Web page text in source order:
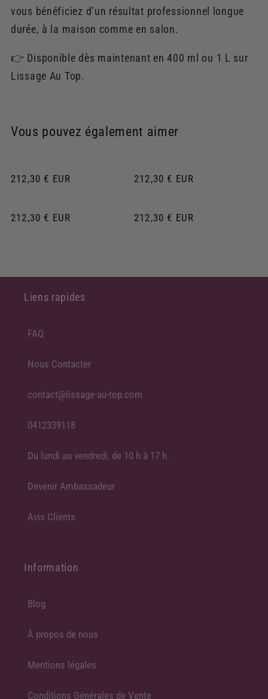
vous bénéficiez d’un résultat professionnel longue
durée, à la maison comme en salon.
👉 Disponible dès maintenant en 400 ml ou 1 L sur
Lissage Au Top.
Vous pouvez également aimer
Prix
212,30 € EUR
Prix
212,30 € EUR
Prix
212,30 € EUR
Prix
212,30 € EUR
Liens rapides
FAQ
Nous Contacter
contact@lissage-au-top.com
0412339118
Du lundi au vendredi, de 10 h à 17 h.
Devenir Ambassadeur
Avis Clients
Information
Blog
À propos de nous
Mentions légales
Conditions Générales de Vente